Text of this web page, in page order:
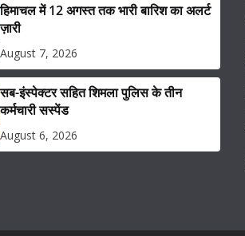
हिमाचल में 12 अगस्त तक भारी बारिश का अलर्ट
ज़ारी
August 7, 2026
सब-इंस्पेक्टर सहित शिमला पुलिस के तीन
कर्मचारी सस्पेंड
August 6, 2026